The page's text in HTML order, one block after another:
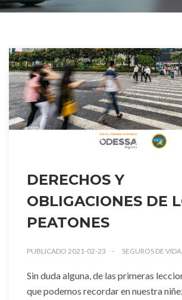
DERECHOS Y
OBLIGACIONES DE
PEATONES
PUBLICADO 2021-02-23 SEGUROS DE VIDA
Sin duda alguna, de las primeras
que podemos recordar en nuestra